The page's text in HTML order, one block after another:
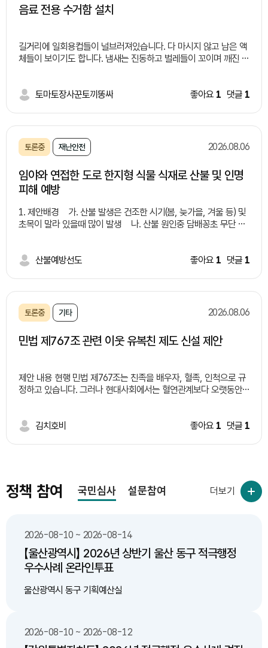
음료 전용 수거함 설치
길거리에 일회용컵들이 널브러져있습니다. 다 마시지 않고 남은 액
체들이 보이기도 합니다. 냄새는 진동하고 벌레들이 꼬이며 깨진 유
는 길거리 쓰레기통 부족과 액체 쓰레기 처리에 대한 난감함 때문
부족으로 비용 상승 -건강 피해:세균 번식•알레르기 유발 위험 해
결방안들 -유동인구가 많은 유통가, 상권, 버스 정류장 주변에 '잔
설치 -음료 수거함 내부 필터링/배수 시스템을 구축하여 액체만 따
로 모으거나 하수로 안전하게 배출할 수 있는 구조 마련 연계 및 보
헹궈서" 배출하는 캠페인 추진 및 안내 문구 부착 -시민 참여 및 제
도적 지원: 올바른 배출을 유도하는 지역사회 캠페인 확대 및 관련
대효과 -쾌적한 도심 환경 조성: 무단투기 감소로 악취 및 해충 번
증대: 액체 처리의 난감함을 해소하여 시민들의 자발적이고 올바른
분리배출 참여 유도
토마토장사꾼토끼똥싸 좋아요 1 댓글 1
토론중 재난안전 2026.08.06
임야와 연접한 도로 한지형 식물 식재로 산불 및 인명
피해 예방
1. 제안배경 가. 산불 발생은 건조한 시기(봄, 늦가을, 겨울 등) 및
초목이 말라 있을때 많이 발생 나. 산불 원인중 담배꽁초 무단 투
*사례1: 2022년 경북 울진
담배꽁초가 원인 라. 도로변 담배 꽁초 투기로 인해 산불 발생 제
공 실화자 검거는 상대적으로 낮음(사각지대 많음) 마. 임야와 연
등으로 마무리 2. 제안내용 가. 임야와 연접한 도로 건설 및 개
설하는 일정 지역 시범 적용후 제도 완성 다. 기존 도로 중 산불
위험도가 높은 지역 중 구역을 선별하여 한지형 식물 식재 3. 기대
한지형 식물 식재 비용이 저렴)
산불예방선도 좋아요 1 댓글 1
토론중 기타 2026.08.06
민법 제767조 관련 이웃 유복친 제도 신설 제안
제안 내용 현행 민법 제767조는 친족을 배우자, 혈족, 인척으로 규
정하고 있습니다. 그러나 현대사회에서는 혈연관계보다 오랫동안
안을 제안합니다. 예시 요건 1. 일정 기간(예: 5년 이상) 같은 지역에
ㆍ사회적 돌봄 강화
김치호비 좋아요 1 댓글 1
정책 참여 국민심사 설문참여
2026-08-10 ~ 2026-08-14
【울산광역시】 2026년 상반기 울산 동구 적극행정
우수사례 온라인투표
울산광역시 동구 기획예산실
2026-08-10 ~ 2026-08-12
더보기